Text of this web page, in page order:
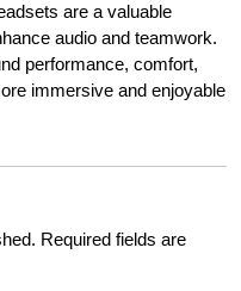
are a valuable
audio and teamwork.
performance, comfort,
immersive and enjoyable
Required fields are